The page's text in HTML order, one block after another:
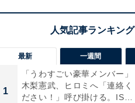
最新 一週間
1
「うわすごい豪華メンバー」
木梨憲武、ヒロミへ「連絡く
ださい！」呼び掛ける。IS